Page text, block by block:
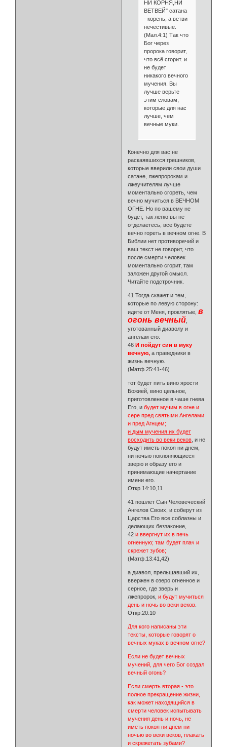
НИ КОРНЯ,НИ
ВЕТВЕЙ" сатана
- корень, а ветви
нечестивые.
(Мал.4:1) Так что
Бог через
пророка говорит,
что всё сгорит. и
не будет
никакого вечного
мучения. Вы
лучше верьте
этим словам,
которые для нас
лучше, чем
вечные муки.
Конечно для вас не
раскаявшихся грешников,
которые вверили свои души
сатане, лжепророкам и
лжеучителям лучше
моментально сгореть, чем
вечно мучиться в ВЕЧНОМ
ОГНЕ. Но по вашему не
будет, так легко вы не
отделаетесь, все будете
вечно гореть в вечном огне. В
Библии нет противоречий и
ваш текст не говорит, что
после смерти человек
моментально сгорит, там
заложен другой смысл.
Читайте подстрочник.
41 Тогда скажет и тем,
которые по левую сторону:
идите от Меня, проклятые,в
огонь вечный
уготованный диаволу и
ангелам его:
46И пойдут сии в муку
вечную, а праведники в
жизнь вечную.
(Матф.25:41-46)
тот будет пить вино ярости
Божией, вино цельное,
приготовленное в чаше гнева
Его, и будет мучим в огне и
сере пред святыми Ангелами
и пред Агнцем;
и дым мучения их будет
восходить во веки веков , и не
будут иметь покоя ни днем,
ни ночью поклоняющиеся
зверю и образу его и
принимающие начертание
имени его.
Откр.14:10,11
41 пошлет Сын Человеческий
Ангелов Своих, и соберут из
Царства Его все соблазны и
делающих беззаконие,
42и ввергнут их в печь
огненную; там будет плач и
скрежет зубов;
(Матф.13:41,42)
а диавол, прельщавший их,
ввержен в озеро огненное и
серное, где зверь и
лжепророк,и будут мучиться
день и ночь во веки веков
Откр.20:10
Для кого написаны эти
тексты, которые говорят о
вечных муках в вечном огне?
Если не будет вечных
мучений, для чего Бог создал
вечный огонь?
Если смерть вторая - это
полное прекращение жизни,
как может находящийся в
смерти человек испытывать
мучения день и ночь, не
иметь покоя ни днем ни
ночью во веки веков, плакать
и скрежетать зубами?